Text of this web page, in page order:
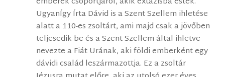
UgyanÍgy Írta Dávid is a Szent Szellem ihletése
alatt a 110-es zsoltárt, ami majd csak a jövőben
teljesedik be és a Szent Szellem által ihletve
nevezte a Fiát Urának, aki földi emberként egy
dávidi család leszármazottja. Ez a zsoltár